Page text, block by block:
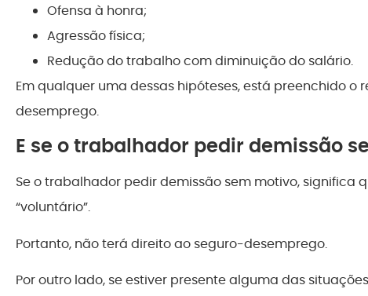
Ofensa à honra;
Agressão física;
Redução do trabalho com diminuição do salário.
Em qualquer uma dessas hipóteses, está preenchido
desemprego.
E se o trabalhador pedir demissão
Se o trabalhador pedir demissão sem motivo, significa
“voluntário”.
Portanto, não terá direito ao seguro-desemprego.
Por outro lado, se estiver presente alguma das